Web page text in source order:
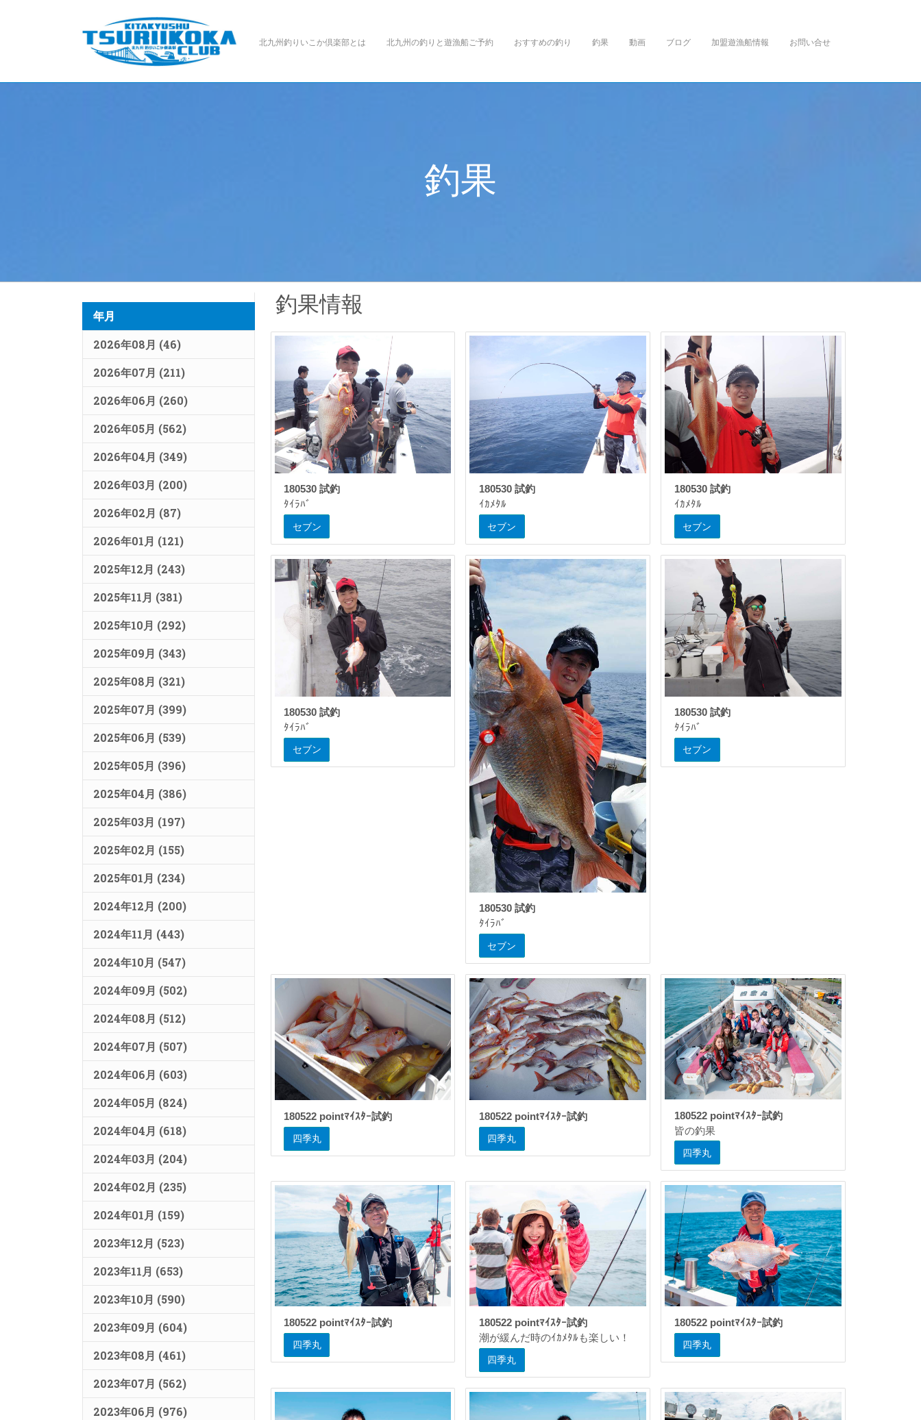
北九州釣りいこか倶楽部とは 北九州の釣りと遊漁船ご予約 おすすめの釣り 釣果 動画 ブログ 加盟遊漁船情報 お問い合せ
.
釣果
釣果情報
180530 試釣
ﾀｲﾗﾊﾞ
セブン
180530 試釣
ｲｶﾒﾀﾙ
セブン
180530 試釣
ｲｶﾒﾀﾙ
セブン
180530 試釣
ﾀｲﾗﾊﾞ
セブン
180530 試釣
ﾀｲﾗﾊﾞ
セブン
180530 試釣
ﾀｲﾗﾊﾞ
セブン
180522 pointﾏｲｽﾀｰ試釣
四季丸
180522 pointﾏｲｽﾀｰ試釣
四季丸
180522 pointﾏｲｽﾀｰ試釣
皆の釣果
四季丸
180522 pointﾏｲｽﾀｰ試釣
四季丸
180522 pointﾏｲｽﾀｰ試釣
潮が緩んだ時のｲｶﾒﾀﾙも楽しい！
四季丸
180522 pointﾏｲｽﾀｰ試釣
四季丸
年月
2026年08月 (46)
2026年07月 (211)
2026年06月 (260)
2026年05月 (562)
2026年04月 (349)
2026年03月 (200)
2026年02月 (87)
2026年01月 (121)
2025年12月 (243)
2025年11月 (381)
2025年10月 (292)
2025年09月 (343)
2025年08月 (321)
2025年07月 (399)
2025年06月 (539)
2025年05月 (396)
2025年04月 (386)
2025年03月 (197)
2025年02月 (155)
2025年01月 (234)
2024年12月 (200)
2024年11月 (443)
2024年10月 (547)
2024年09月 (502)
2024年08月 (512)
2024年07月 (507)
2024年06月 (603)
2024年05月 (824)
2024年04月 (618)
2024年03月 (204)
2024年02月 (235)
2024年01月 (159)
2023年12月 (523)
2023年11月 (653)
2023年10月 (590)
2023年09月 (604)
2023年08月 (461)
2023年07月 (562)
2023年06月 (976)